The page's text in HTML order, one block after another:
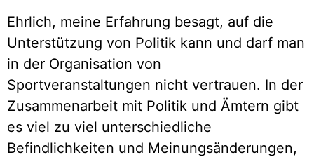
Ehrlich, meine Erfahrung besagt, auf die
Unterstützung von Politik kann und darf man
in der Organisation von
Sportveranstaltungen nicht vertrauen. In der
Zusammenarbeit mit Politik und Ämtern gibt
es viel zu viel unterschiedliche
Befindlichkeiten und Meinungsänderungen,